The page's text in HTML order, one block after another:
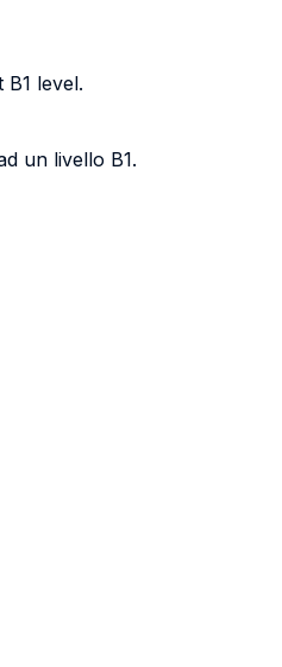
level.
un livello B1.